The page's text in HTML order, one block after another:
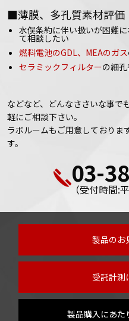
■薄膜、多孔質素材評価
水俣条約に伴い扱いが困難
て相談したい
燃料電池のGDL、MEAのガス
セラミックフィルターの細
などなど、どんなささいな事で
軽にご相談下さい。
ラボルームもご用意しておりま
す。
03-
（受付時間:
製品のお
受託計測
製品購入にあた